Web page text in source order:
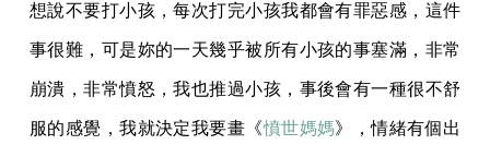
想說不要打小孩，每次打完小孩我都會有罪惡感，這件
事很難，可是妳的一天幾乎被所有小孩的事塞滿，非常
崩潰，非常憤怒，我也推過小孩，事後會有一種很不舒
服的感覺，我就決定我要畫《憤世媽媽》，情緒有個出